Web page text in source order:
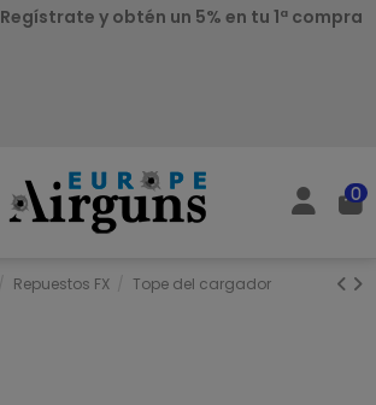
Regístrate y obtén un 5% en tu 1ª compra
0
Repuestos FX Tope del cargador